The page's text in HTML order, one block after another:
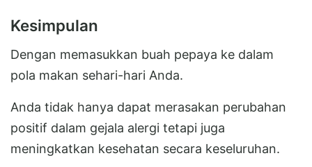
Kesimpulan
Dengan memasukkan buah pepaya ke dalam
pola makan sehari-hari Anda.
Anda tidak hanya dapat merasakan perubahan
positif dalam gejala alergi tetapi juga
meningkatkan kesehatan secara keseluruhan.